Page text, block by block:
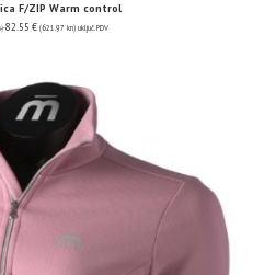
F/ZIP Warm control
82.55 € (621.97 kn) uključ. PDV